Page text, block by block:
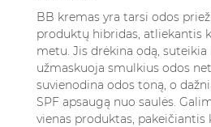
BB kremas yra tarsi odos
produktų hibridas, atliekantis
metu. Jis drėkina odą,
užmaskuoja smulkius odos
suvienodina odos toną, o
SPF apsaugą nuo saulės.
vienas produktas,